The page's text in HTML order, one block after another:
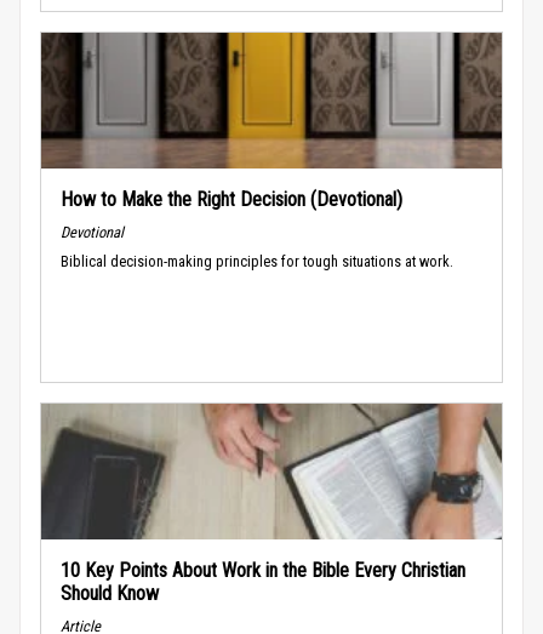
How to Make the Right Decision (Devotional)
Devotional
Biblical decision-making principles for tough situations at work.
10 Key Points About Work in the Bible Every Christian
Should Know
Article